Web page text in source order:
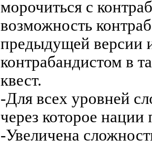
морочиться с
возможность
предыдущей версии
контрабандистом в
квест.
-Для всех уровней
через которое
-Увеличена